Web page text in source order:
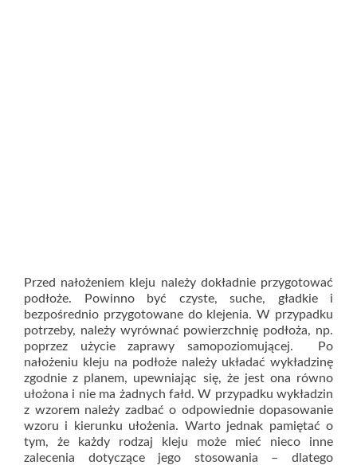
Przed nałożeniem kleju należy dokładnie przygotować
podłoże. Powinno być czyste, suche, gładkie i
bezpośrednio przygotowane do klejenia. W przypadku
potrzeby, należy wyrównać powierzchnię podłoża, np.
poprzez użycie zaprawy samopoziomującej. Po
nałożeniu kleju na podłoże należy układać wykładzinę
zgodnie z planem, upewniając się, że jest ona równo
ułożona i nie ma żadnych fałd. W przypadku wykładzin
z wzorem należy zadbać o odpowiednie dopasowanie
wzoru i kierunku ułożenia. Warto jednak pamiętać o
tym, że każdy rodzaj kleju może mieć nieco inne
zalecenia dotyczące jego stosowania – dlatego